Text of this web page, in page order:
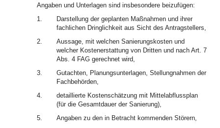
Angaben und Unterlagen sind insbesondere beizufügen:
1.
Darstellung der geplanten Maßnahmen und ihrer
fachlichen Dringlichkeit aus Sicht des Antragstellers,
2.
Aussage, mit welchen Sanierungskosten und
welcher Kostenerstattung von Dritten und nach Art. 7
Abs. 4 FAG gerechnet wird,
3.
Gutachten, Planungsunterlagen, Stellungnahmen der
Fachbehörden,
4.
detaillierte Kostenschätzung mit Mittelabflussplan
(für die Gesamtdauer der Sanierung),
5.
Angaben zu den in Betracht kommenden Störern,